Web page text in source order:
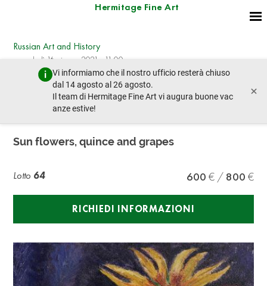
Hermitage Fine Art
Vi informiamo che il nostro ufficio resterà chiuso
dal 14 agosto al 26 agosto.
Il team di Hermitage Fine Art vi augura buone vac
anze estive!
×
Russian Art and History
mercoledì 16 giugno 2021 - 11:00
lotto precedente lotto prossimo
GEORGES POGEDAIEFF (1899-1971)
Sun flowers, quince and grapes
Lotto 64 600 800
RICHIEDI INFORMAZIONI